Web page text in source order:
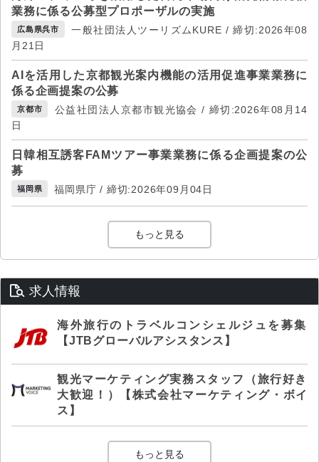
業務に係る公募型プロポーザルの実施
広島県呉市
一般社団法人ツーリズムKURE / 締切:2026年08
月21日
AIを活用した京都観光案内機能の活用促進事業業務に
係る企画提案の公募
京都市
公益社団法人京都市観光協会 / 締切:2026年08月14
日
日韓相互誘客FAMツアー事業業務に係る企画提案の公
募
福岡県 福岡県庁 / 締切:2026年09月04日
もっと見る
求人情報
海外旅行のトラベルコンシェルジュを募集
【JTBグローバルアシスタンス】
観光マーケティング実務スタッフ（旅行好き
大歓迎！）【株式会社マーケティング・ボイ
ス】
もっと見る